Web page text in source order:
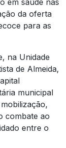
da oferta
para as
na Unidade
de Almeida,
municipal
combate ao
entre o